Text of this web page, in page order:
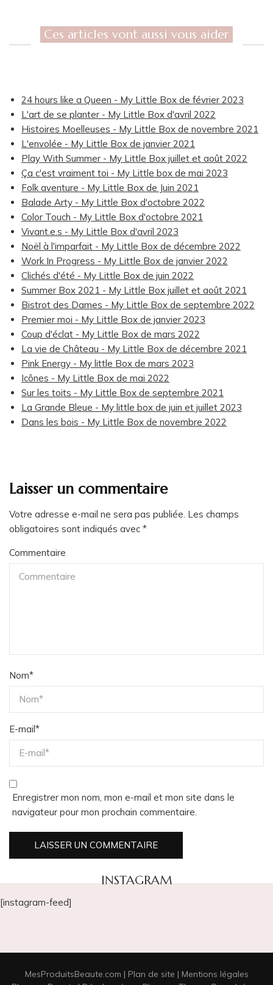
Ces articles vont aussi vous aider
24 hours like a Queen - My Little Box de février 2023
L'art de se planter - My Little Box d'avril 2022
Histoires Moelleuses - My Little Box de novembre 2021
L'envolée - My Little Box de janvier 2021
Play With Summer - My Little Box juillet et août 2022
Ça c'est vraiment toi - My Little box de mai 2023
Folk aventure - My Little Box de Juin 2021
Balade Arty - My Little Box d'octobre 2022
Color Touch - My Little Box d'octobre 2021
Vivant.e.s - My Little Box d'avril 2023
Noël à l'imparfait - My Little Box de décembre 2022
Work In Progress - My Little Box de janvier 2022
Clichés d'été - My Little Box de juin 2022
Summer Box 2021 - My Little Box juillet et août 2021
Bistrot des Dames - My Little Box de septembre 2022
Premier moi - My Little Box de janvier 2023
Coup d'éclat - My Little Box de mars 2022
La vie de Château - My Little Box de décembre 2021
Pink Energy - My little Box de mars 2023
Icônes - My Little Box de mai 2022
Sur les toits - My Little Box de septembre 2021
La Grande Bleue - My little box de juin et juillet 2023
Dans les bois - My Little Box de novembre 2022
Laisser un commentaire
Votre adresse e-mail ne sera pas publiée. Les champs
obligatoires sont indiqués avec *
Commentaire
Nom*
E-mail*
Enregistrer mon nom, mon e-mail et mon site dans le
navigateur pour mon prochain commentaire.
INSTAGRAM
[instagram-feed]
MesProduitsBeaute.com | Plan de site | Mentions légales